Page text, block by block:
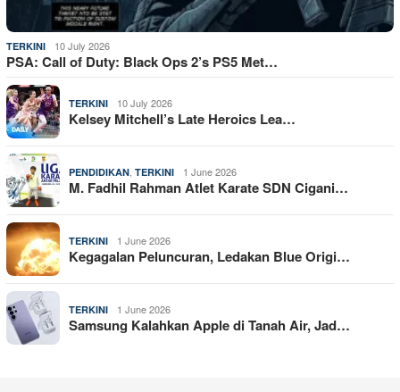
TERKINI 10 July 2026
PSA: Call of Duty: Black Ops 2’s PS5 Met…
TERKINI 10 July 2026
Kelsey Mitchell’s Late Heroics Lea…
PENDIDIKAN, TERKINI 1 June 2026
M. Fadhil Rahman Atlet Karate SDN Cigani…
TERKINI 1 June 2026
Kegagalan Peluncuran, Ledakan Blue Origi…
TERKINI 1 June 2026
Samsung Kalahkan Apple di Tanah Air, Jad…